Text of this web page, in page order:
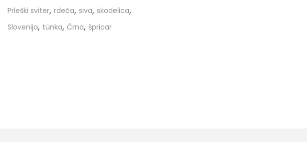
Prleški sviter, rdeča, siva, skodelica,
Slovenija, tünka, Črna, špricar